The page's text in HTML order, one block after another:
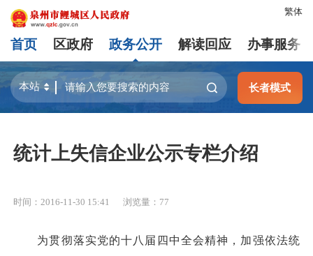
繁体
首页 区政府 政务公开 解读回应 办事服务
长者模式
统计上失信企业公示专栏介绍
时间：2016-11-30 15:41 浏览量： 77
为贯彻落实党的十八届四中全会精神，加强依法统